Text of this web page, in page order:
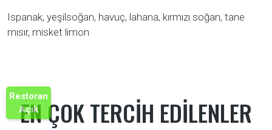
Ispanak, yeşilsoğan, havuç, lahana, kırmızı soğan, tane
mısır, misket limon
EN ÇOK TERCİH EDİLENLER
Restoran
Açık